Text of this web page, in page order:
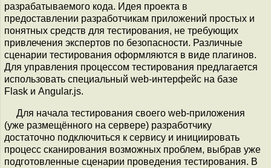
разрабатываемого кода. Идея проекта в
предоставлении разработчикам приложений простых и
понятных средств для тестирования, не требующих
привлечения экспертов по безопасности. Различные
сценарии тестирования оформляются в виде плагинов.
Для управления процессом тестирования предлагается
использовать специальный web-интерфейс на базе
Flask и Angular.js.
Для начала тестирования своего web-приложения
(уже размещённого на сервере) разработчику
достаточно подключиться к сервису и инициировать
процесс сканирования возможных проблем, выбрав уже
подготовленные сценарии проведения тестирования. В